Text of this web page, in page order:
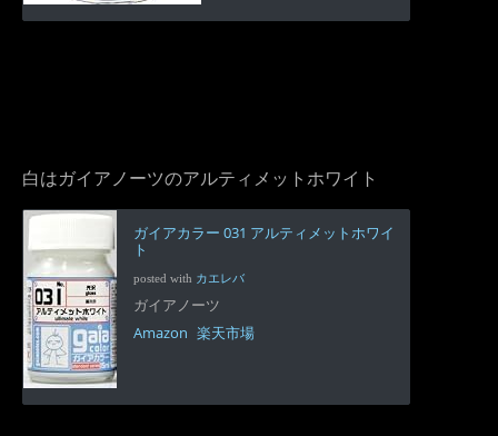
白はガイアノーツのアルティメットホワイト
ガイアカラー 031 アルティメットホワイ
ト
posted with カエレバ
ガイアノーツ
Amazon 楽天市場